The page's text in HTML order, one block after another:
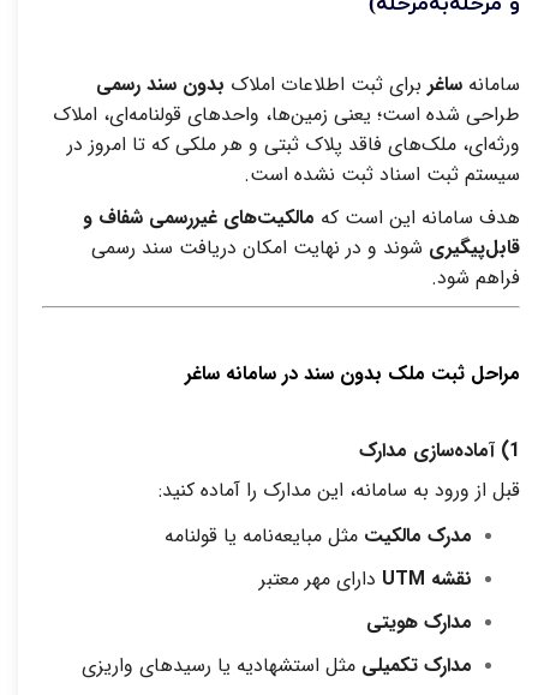
سامانه ساغر برای ثبت اطلاعات املاک بدون سند رسمی
طراحی شده است؛ یعنی زمین‌ها، واحدهای قولنامه‌ای، املاک
ورثه‌ای، ملک‌های فاقد پلاک ثبتی و هر ملکی که تا امروز در
سیستم ثبت اسناد ثبت نشده است.
هدف سامانه این است که مالکیت‌های غیررسمی شفاف و
قابل‌پیگیری شوند و در نهایت امکان دریافت سند رسمی
فراهم شود.
مراحل ثبت ملک بدون سند در سامانه ساغر
1) آماده‌سازی مدارک
قبل از ورود به سامانه، این مدارک را آماده کنید:
مدرک مالکیت مثل مبایعه‌نامه یا قولنامه
نقشه
دارای مهر معتبر
مدارک هویتی
مدارک تکمیلی مثل استشهادیه یا رسیدهای واریزی